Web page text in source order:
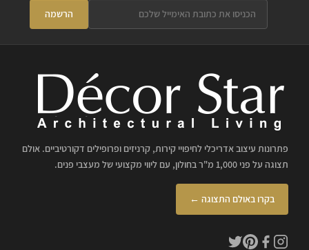
הרשמה
פתרונות עיצוב אדריכלי לחיפויי קירות, קרניזים ופרופילים דקורטיביים. אולם
תצוגה על פני 1,000 מ"ר בחולון, עם ליווי מקצועי של מעצבי פנים.
בקרו באולם התצוגה ←